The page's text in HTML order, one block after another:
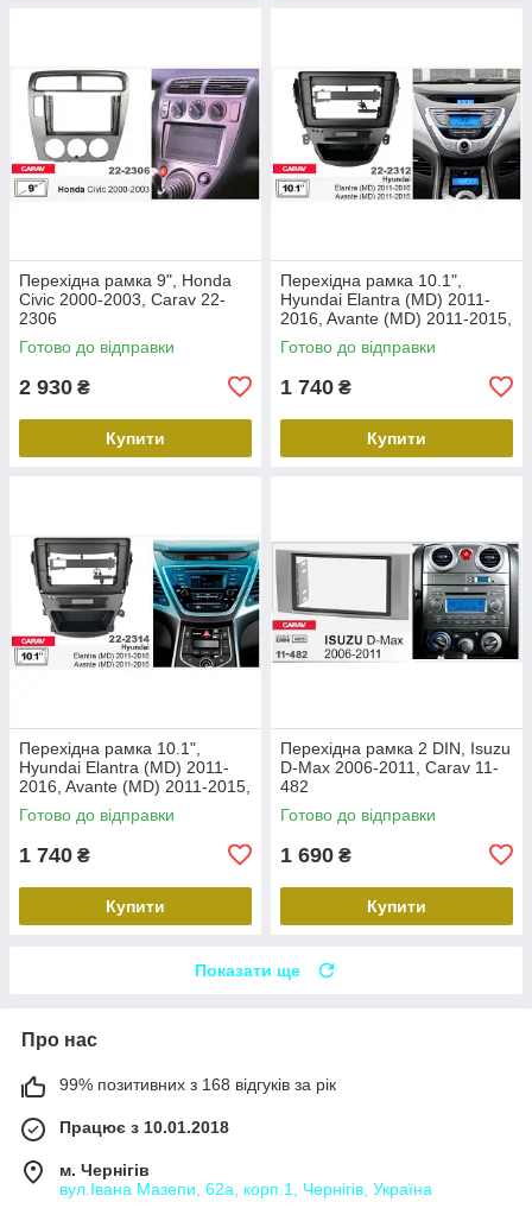
Перехідна рамка 9", Honda
Civic 2000-2003, Carav 22-
2306
Готово до відправки
2 930 ₴
Купити
Перехідна рамка 10.1",
Hyundai Elantra (MD) 2011-
2016, Avante (MD) 2011-2015,
Carav 22-2312
Готово до відправки
1 740 ₴
Купити
Перехідна рамка 10.1",
Hyundai Elantra (MD) 2011-
2016, Avante (MD) 2011-2015,
Carav 22-2314
Готово до відправки
1 740 ₴
Купити
Перехідна рамка 2 DIN, Isuzu
D-Max 2006-2011, Carav 11-
482
Готово до відправки
1 690 ₴
Купити
Показати ще
Про нас
99% позитивних з 168 відгуків за рік
Працює з 10.01.2018
м. Чернігів
вул.Івана Мазепи, 62а, корп.1, Чернігів, Україна